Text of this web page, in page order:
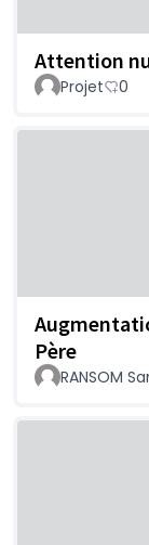
Attention
Projet 0
Père
RANSOM